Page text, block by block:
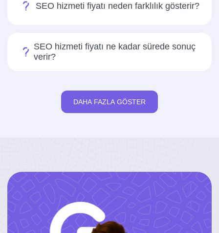
SEO hizmeti fiyatı neden farklılık gösterir?
SEO hizmeti fiyatı ne kadar sürede sonuç
verir?
DAHA FAZLA GÖSTER